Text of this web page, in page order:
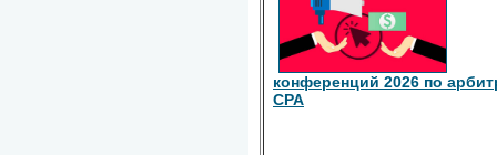
конференций 2026 по
СРА